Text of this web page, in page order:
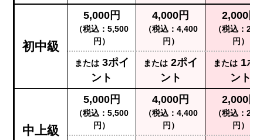
初中級
5,000円
（税込：5,500
円）
4,000円
（税込：4,400
円）
2,000円
（税込：
円）
または3ポイ
ント
または 2ポイ
ント
または 1ポ
ント
中上級
5,000円
（税込：5,500
円）
4,000円
（税込：4,400
円）
2,000円
（税込：
円）